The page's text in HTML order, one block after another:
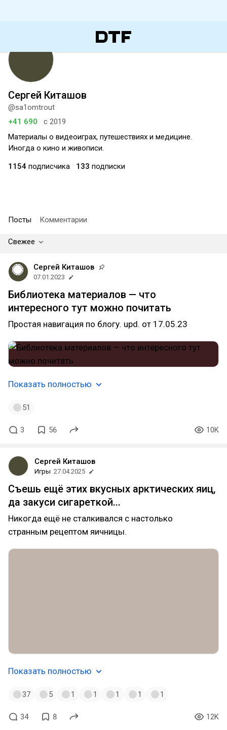
Сергей Киташов
@sa1omtrout
+41 690
с 2019
Материалы о видеоиграх, путешествиях и медицине.
Иногда о кино и живописи.
1154 подписчика 133 подписки
Посты Комментарии
Свежее
Сергей Киташов
07.01.2023
Библиотека материалов — что
интересного тут можно почитать
Простая навигация по блогу. upd. от 17.05.23
Показать полностью
51
3 56 10K
Сергей Киташов
Игры 27.04.2025
Съешь ещё этих вкусных арктических яиц,
да закуси сигареткой...
Никогда ещё не сталкивался с настолько
странным рецептом яичницы.
Показать полностью
37 5 1 1 1 1 1
34 8 12K